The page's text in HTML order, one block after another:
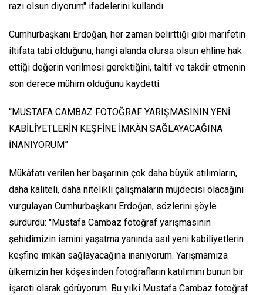
razı olsun diyorum" ifadelerini kullandı.
Cumhurbaşkanı Erdoğan, her zaman belirttiği gibi marifetin
iltifata tabi olduğunu, hangi alanda olursa olsun ehline hak
ettiği değerin verilmesi gerektiğini, taltif ve takdir etmenin
son derece mühim olduğunu kaydetti.
“MUSTAFA CAMBAZ FOTOĞRAF YARIŞMASININ YENİ
KABİLİYETLERİN KEŞFİNE İMKÂN SAĞLAYACAĞINA
İNANIYORUM”
Mükâfatı verilen her başarının çok daha büyük atılımların,
daha kaliteli, daha nitelikli çalışmaların müjdecisi olacağını
vurgulayan Cumhurbaşkanı Erdoğan, sözlerini şöyle
sürdürdü: "Mustafa Cambaz fotoğraf yarışmasının
şehidimizin ismini yaşatma yanında asıl yeni kabiliyetlerin
keşfine imkân sağlayacağına inanıyorum. Yarışmamıza
ülkemizin her köşesinden fotoğrafların katılımını bunun bir
işareti olarak görüyorum. Bu yılki Mustafa Cambaz fotoğraf